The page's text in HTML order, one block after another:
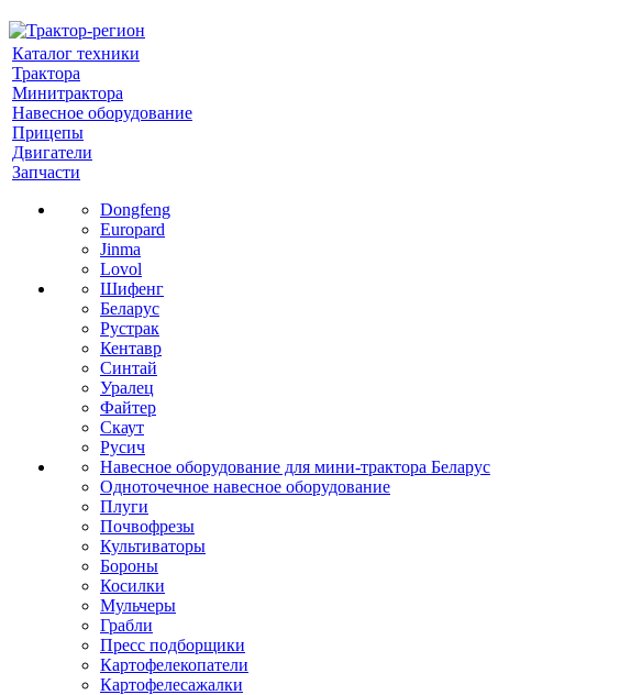
Каталог техники
Трактора
Минитрактора
Навесное оборудование
Прицепы
Двигатели
Запчасти
Dongfeng
Europard
Jinma
Lovol
Шифенг
Беларус
Рустрак
Кентавр
Синтай
Уралец
Файтер
Скаут
Русич
Навесное оборудование для мини-трактора Беларус
Одноточечное навесное оборудование
Плуги
Почвофрезы
Культиваторы
Бороны
Косилки
Мульчеры
Грабли
Пресс подборщики
Картофелекопатели
Картофелесажалки